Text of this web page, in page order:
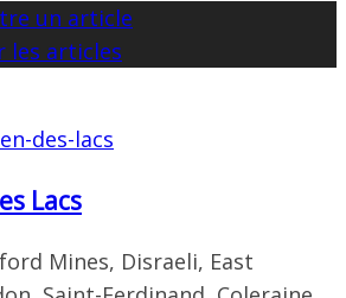
un article
les articles
Lacs
Mines, Disraeli, East